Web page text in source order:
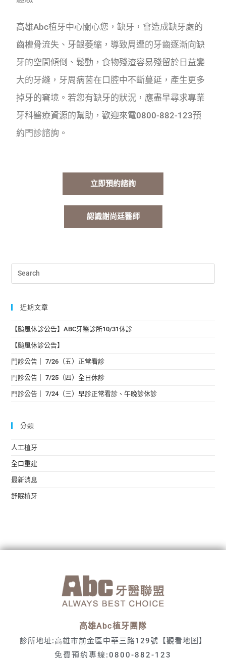
高雄Abc植牙中心關心您，缺牙，會造成缺牙處的
齒槽骨流失、牙齦萎縮，導致周遭的牙齒逐漸向缺
牙的空間傾倒、鬆動，食物殘渣容易殘留於日益變
大的牙縫，牙周病菌在口腔中不斷蔓延，產生更多
掉牙的窘境。若您有缺牙的狀況，應盡早尋求專業
牙科醫療資源的幫助，歡迎來電0800-882-123預
約門診諮詢。
立即預約諮詢
認識謝尚廷醫師
近期文章
【颱風休診公告】ABC牙醫診所10/31休診
【颱風休診公告】
門診公告｜ 7/26（五）正常看診
門診公告｜ 7/25（四）全日休診
門診公告｜ 7/24（三）早診正常看診、午晚診休診
分類
人工植牙
全口重建
最新消息
舒眠植牙
高雄Abc植牙團隊
診所地址:高雄市前金區中華三路129號 【觀看地圖】
免費預約專線:0800-882-123